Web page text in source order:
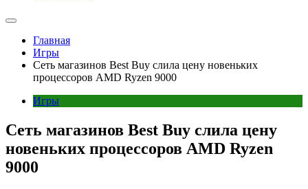
Главная
Игры
Сеть магазинов Best Buy слила цену новеньких
процессоров AMD Ryzen 9000
Игры
Сеть магазинов Best Buy слила цену
новеньких процессоров AMD Ryzen
9000